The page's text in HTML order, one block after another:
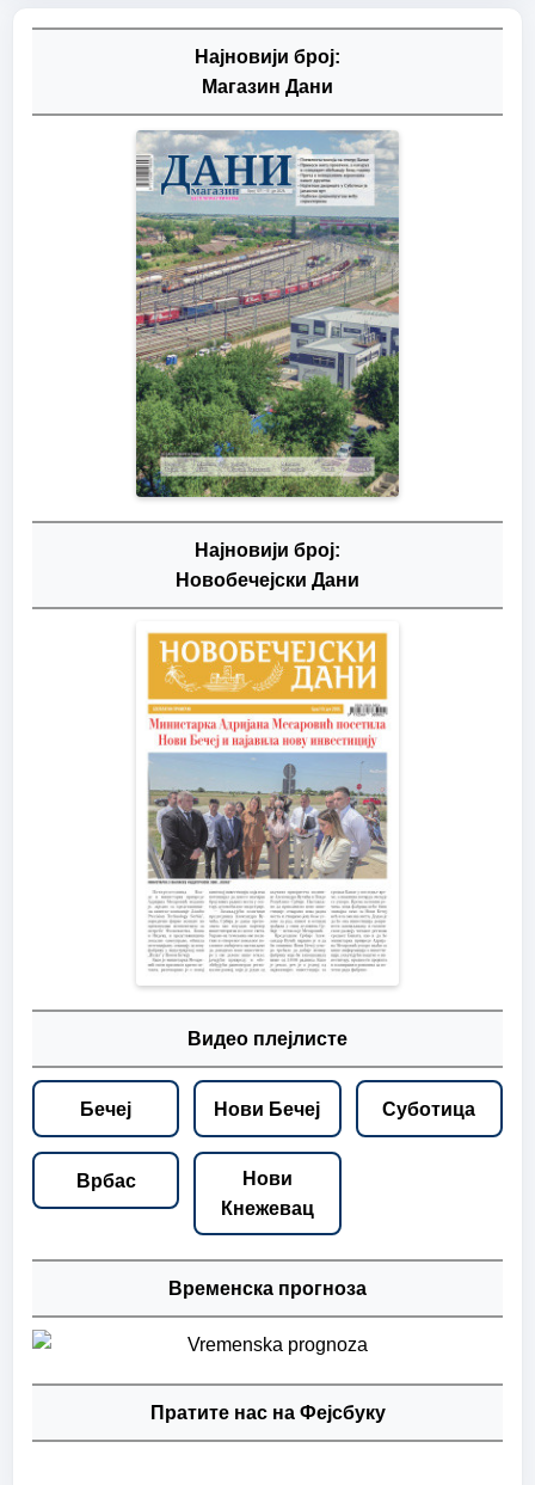
Најновији број:
Магазин Дани
Најновији број:
Новобечејски Дани
Видео плејлисте
Бечеј Нови Бечеј Суботица
Врбас
Нови
Кнежевац
Временска прогноза
Пратите нас на Фејсбуку